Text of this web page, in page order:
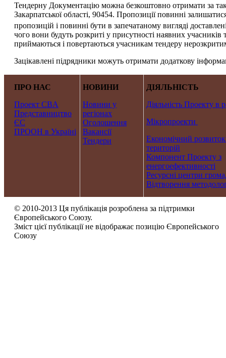
Тендерну Документацію можна безкоштовно отримати за
Закарпатської області, 90454. Пропозиції повинні
пропозицій і повинні бути в запечатаному вигляді
чого вони будуть розкриті у присутності наявних
приймаються і повертаються учасникам тендеру
Зацікавлені підрядники можуть отримати додаткову
ПРО НАС
Проект CBA
Представництво
ЄС
ПРООН в Україні
НОВИНИ
Новини у
регіонах
Оголошення
Вакансії
Тендери
ДІЯЛЬНІСТЬ
Діяльність Проекту в
Мікропроекти
Економічний розвиток
територій
Компонент Проекту з
енергоефективності
Ресурсні центри
Відтворення
© 2010-2013 Ця публікація розроблена за підтримки
Європейського Союзу.
Зміст цієї публікації не відображає позицію Європейського
Союзу